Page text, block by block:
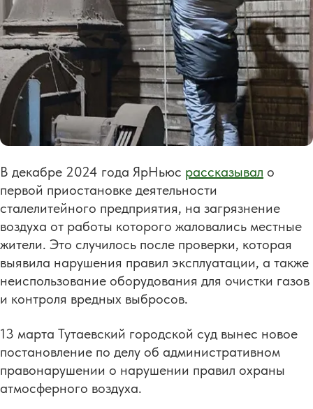
В декабре 2024 года ЯрНьюс рассказывал о
первой приостановке деятельности
сталелитейного предприятия, на загрязнение
воздуха от работы которого жаловались местные
жители. Это случилось после проверки, которая
выявила нарушения правил эксплуатации, а также
неиспользование оборудования для очистки газов
и контроля вредных выбросов.
13 марта Тутаевский городской суд вынес новое
постановление по делу об административном
правонарушении о нарушении правил охраны
атмосферного воздуха.